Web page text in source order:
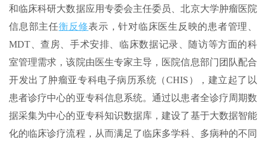
和临床科研大数据应用专委会主任委员、北京大学肿瘤医院
信息部主任衡反修表示，针对临床医生反映的患者管理、
MDT、查房、手术安排、临床数据记录、随访等方面的科
室管理需求，该院由医生专家主导，医院信息部门团队配合
开发出了肿瘤亚专科电子病历系统（CHIS），建立起了以
患者诊疗中心的亚专科信息系统。通过以患者全诊疗周期数
据采集为中心的亚专科知识数据库，建设了基于大数据智能
化的临床诊疗流程，从而满足了临床多学科、多病种的不同